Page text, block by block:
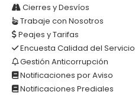
Cierres y Desvíos
Trabaje con Nosotros
Peajes y Tarifas
Encuesta Calidad del Servicio
Gestión Anticorrupción
Notificaciones por Aviso
Notificaciones Prediales